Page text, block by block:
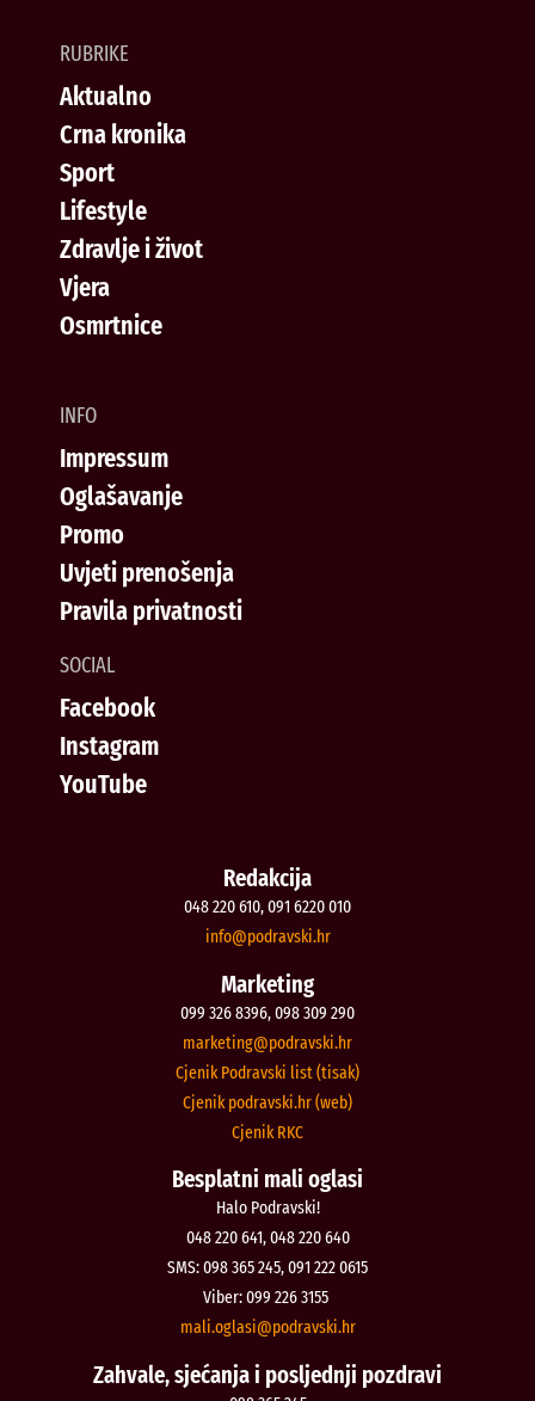
RUBRIKE
Aktualno
Crna kronika
Sport
Lifestyle
Zdravlje i život
Vjera
Osmrtnice
INFO
Impressum
Oglašavanje
Promo
Uvjeti prenošenja
Pravila privatnosti
SOCIAL
Facebook
Instagram
YouTube
Redakcija
048 220 610, 091 6220 010
rh.iksvardop
@ofni
Marketing
099 326 8396, 098 309 290
rh.iksvardop
@gnitekram
Cjenik Podravski list (tisak)
Cjenik podravski.hr (web)
Cjenik RKC
Besplatni mali oglasi
Halo Podravski!
048 220 641, 048 220 640
SMS: 098 365 245, 091 222 0615
Viber: 099 226 3155
rh.iksvardop
@isalgo.ilam
Zahvale, sjećanja i posljednji pozdravi